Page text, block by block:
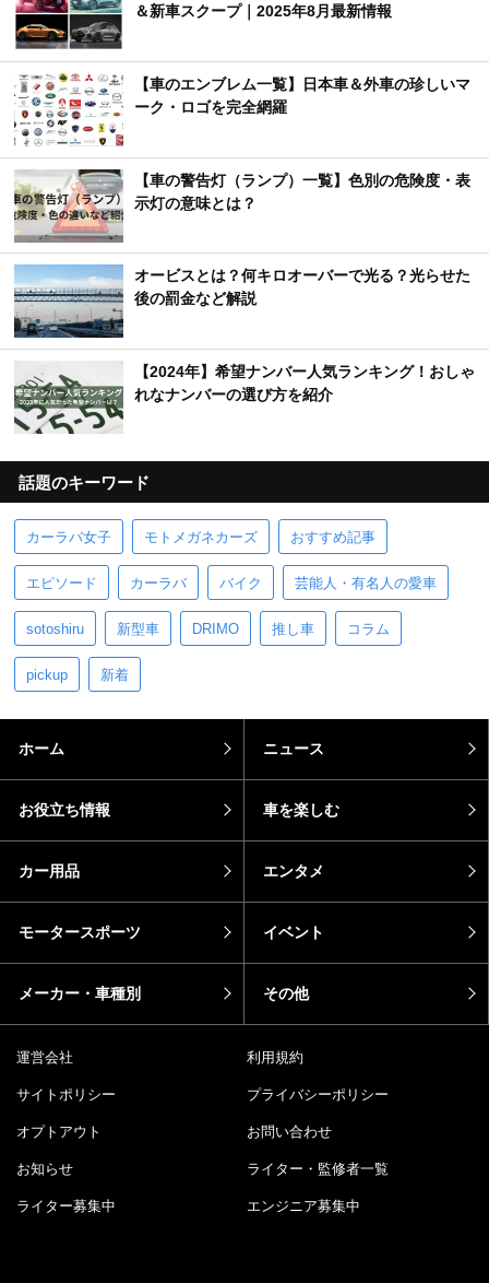
＆新車スクープ｜2025年8月最新情報
【車のエンブレム一覧】日本車＆外車の珍しいマ
ーク・ロゴを完全網羅
【車の警告灯（ランプ）一覧】色別の危険度・表
示灯の意味とは？
オービスとは？何キロオーバーで光る？光らせた
後の罰金など解説
【2024年】希望ナンバー人気ランキング！おしゃ
れなナンバーの選び方を紹介
話題のキーワード
カーラバ女子 モトメガネカーズ おすすめ記事
エピソード カーラバ バイク 芸能人・有名人の愛車
sotoshiru 新型車 DRIMO 推し車 コラム
pickup 新着
ホーム ニュース
お役立ち情報 車を楽しむ
カー用品 エンタメ
モータースポーツ イベント
メーカー・車種別 その他
運営会社 利用規約
サイトポリシー プライバシーポリシー
オプトアウト お問い合わせ
お知らせ ライター・監修者一覧
ライター募集中 エンジニア募集中